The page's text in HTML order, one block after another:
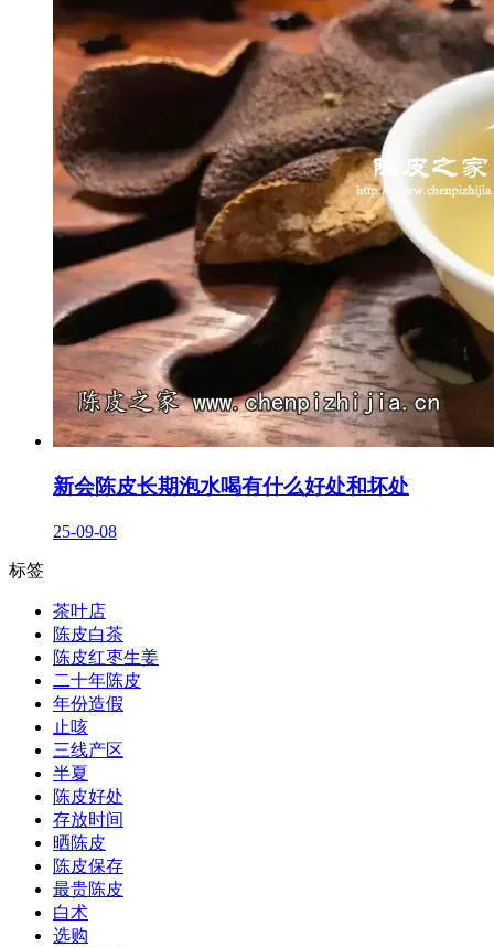
新会陈皮长期泡水喝有什么好处和坏处
25-09-08
标签
茶叶店
陈皮白茶
陈皮红枣生姜
二十年陈皮
年份造假
止咳
三线产区
半夏
陈皮好处
存放时间
晒陈皮
陈皮保存
最贵陈皮
白术
选购